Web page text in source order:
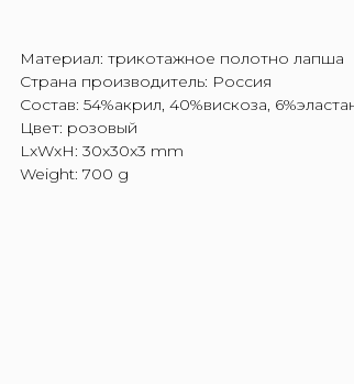
Материал: трикотажное полотно лапша
Страна производитель: Россия
Состав: 54%акрил, 40%вискоза,
Цвет: розовый
LxWxH: 30x30x3 mm
Weight: 700 g